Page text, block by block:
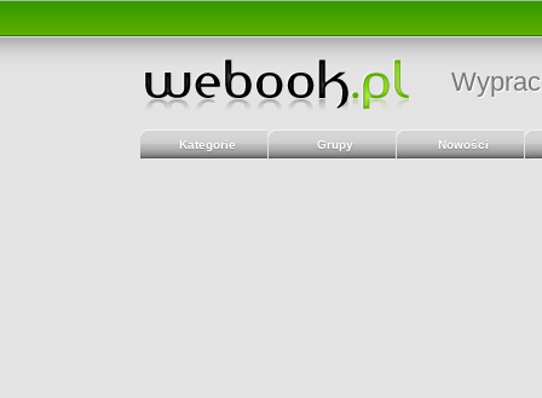
Kategorie Grupy Nowości